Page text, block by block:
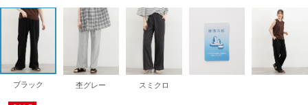
ブラック 杢グレー スミクロ